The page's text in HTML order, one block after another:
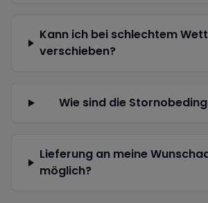
Kann ich bei schlechtem
verschieben?
Wie sind die
Lieferung an meine
möglich?